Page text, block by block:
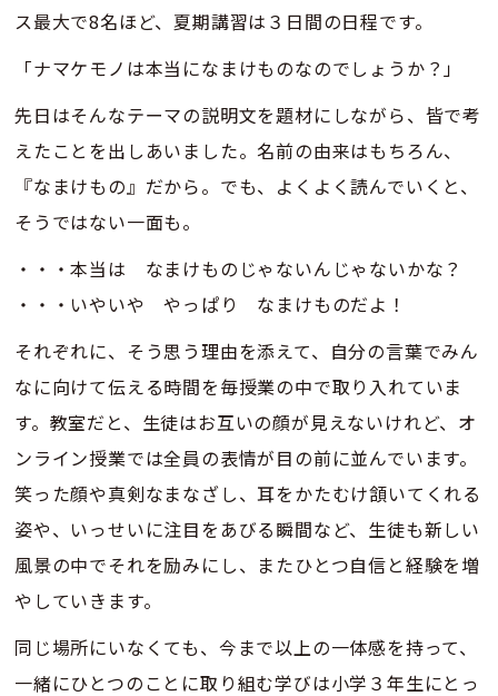
ス最大で8名ほど、夏期講習は３日間の日程です。
「ナマケモノは本当になまけものなのでしょうか？」
先日はそんなテーマの説明文を題材にしながら、皆で考
えたことを出しあいました。名前の由来はもちろん、
『なまけもの』だから。でも、よくよく読んでいくと、
そうではない一面も。
・・・本当は なまけものじゃないんじゃないかな？
・・・いやいや やっぱり なまけものだよ！
それぞれに、そう思う理由を添えて、自分の言葉でみん
なに向けて伝える時間を毎授業の中で取り入れていま
す。教室だと、生徒はお互いの顔が見えないけれど、オ
ンライン授業では全員の表情が目の前に並んでいます。
笑った顔や真剣なまなざし、耳をかたむけ頷いてくれる
姿や、いっせいに注目をあびる瞬間など、生徒も新しい
風景の中でそれを励みにし、またひとつ自信と経験を増
やしていきます。
同じ場所にいなくても、今まで以上の一体感を持って、
一緒にひとつのことに取り組む学びは小学３年生にとっ